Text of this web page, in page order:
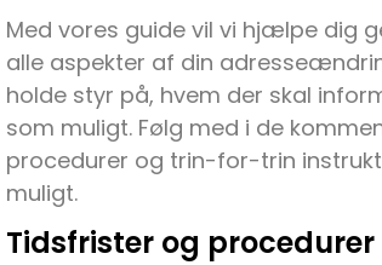
Med vores guide vil vi hjælpe dig
alle aspekter af din
holde styr på, hvem der skal
som muligt. Følg med i de
procedurer og trin-for-trin
muligt.
Tidsfrister og